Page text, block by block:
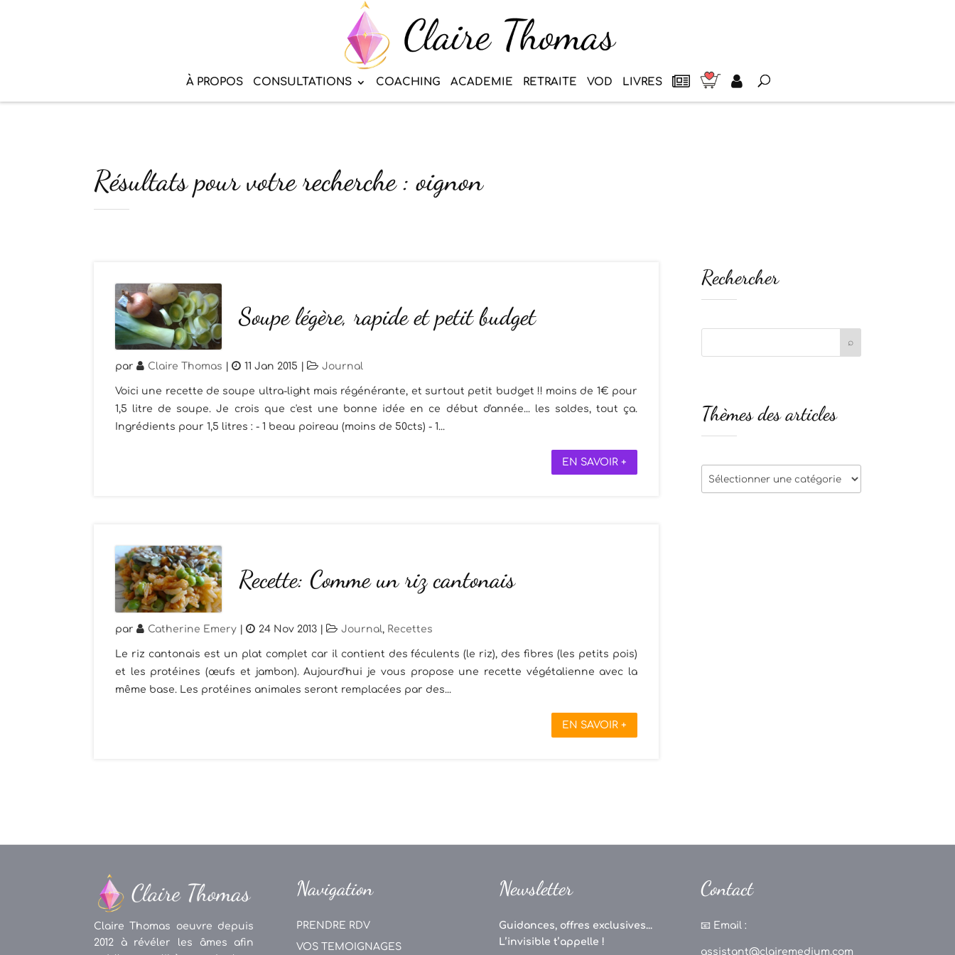
À PROPOS CONSULTATIONS COACHING ACADEMIE RETRAITE VOD LIVRES
Résultats pour votre recherche : oignon
Soupe légère, rapide et petit budget
par Claire Thomas 11 Jan 2015 Journal
Voici une recette de soupe ultra-light mais régénérante, et surtout petit budget !! moins de 1€ pour
1,5 litre de soupe. Je crois que c'est une bonne idée en ce début d'année... les soldes, tout ça.
Ingrédients pour 1,5 litres : - 1 beau poireau (moins de 50cts) - 1...
EN SAVOIR +
Recette: Comme un riz cantonais
par Catherine Emery 24 Nov 2013 Journal, Recettes
Le riz cantonais est un plat complet car il contient des féculents (le riz), des fibres (les petits pois)
et les protéines (œufs et jambon). Aujourd'hui je vous propose une recette végétalienne avec la
même base. Les protéines animales seront remplacées par des...
EN SAVOIR +
Rechercher
Thèmes des articles
Thèmes
des
Claire Thomas oeuvre depuis
2012 à révéler les âmes afin
Navigation
PRENDRE RDV
VOS TEMOIGNAGES
Newsletter
Guidances, offres exclusives...
L’invisible t’appelle !
Contact
📧 Email :
assistant@clairemedium.com